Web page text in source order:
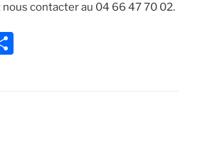
contacter au 04 66 47 70 02.